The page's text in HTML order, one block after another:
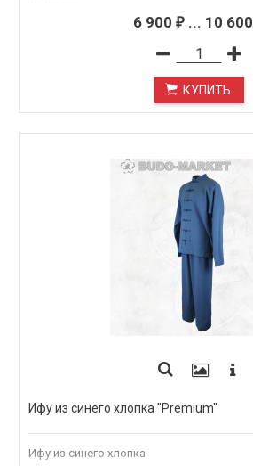
6 900 ₽... 10 600
КУПИТЬ
Ифу из синего хлопка "Premium"
Ифу из синего хлопка